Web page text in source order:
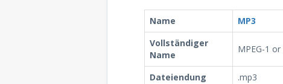
Name MP3
Vollständiger
Name
MPEG-1
Dateiendung .mp3